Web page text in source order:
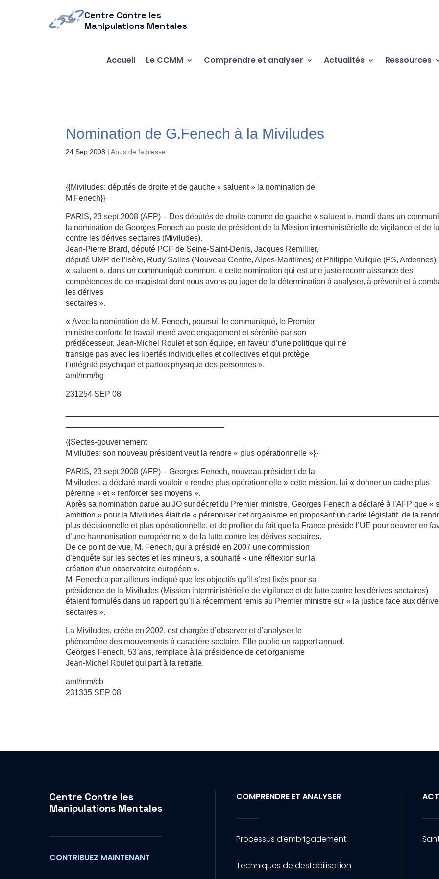
Centre Contre les
Manipulations Mentales
Accueil Le CCMM Comprendre et analyser Actualités Ressources
Nomination de G.Fenech à la Miviludes
24 Sep 2008 |Abus de faiblesse
{{Miviludes: députés de droite et de gauche « saluent » la nomination de
M.Fenech}}
PARIS, 23 sept 2008 (AFP) – Des députés de droite comme de gauche « saluent », mardi dans un
la nomination de Georges Fenech au poste de président de la Mission interministérielle de vigilance et de
contre les dérives sectaires (Miviludes).
Jean-Pierre Brard, député PCF de Seine-Saint-Denis, Jacques Remillier,
député UMP de l’Isère, Rudy Salles (Nouveau Centre, Alpes-Maritimes) et Philippe Vuilque (PS, Ardennes)
« saluent », dans un communiqué commun, « cette nomination qui est une juste reconnaissance des
compétences de ce magistrat dont nous avons pu juger de la détermination à analyser, à prévenir et à
les dérives
sectaires ».
« Avec la nomination de M. Fenech, poursuit le communiqué, le Premier
ministre conforte le travail mené avec engagement et sérénité par son
prédécesseur, Jean-Michel Roulet et son équipe, en faveur d’une politique qui ne
transige pas avec les libertés individuelles et collectives et qui protège
l’intégrité psychique et parfois physique des personnes ».
aml/mm/bg
231254 SEP 08
{{Sectes-gouvernement
Miviludes: son nouveau président veut la rendre « plus opérationnelle »}}
PARIS, 23 sept 2008 (AFP) – Georges Fenech, nouveau président de la
Miviludes, a déclaré mardi vouloir « rendre plus opérationnelle » cette mission, lui « donner un cadre plus
pérenne » et « renforcer ses moyens ».
Après sa nomination parue au JO sur décret du Premier ministre, Georges Fenech a déclaré à l’AFP que «
ambition » pour la Miviludes était de « pérenniser cet organisme en proposant un cadre législatif, de la
plus décisionnelle et plus opérationnelle, et de profiter du fait que la France préside l’UE pour oeuvrer en
d’une harmonisation européenne » de la lutte contre les dérives sectaires.
De ce point de vue, M. Fenech, qui a présidé en 2007 une commission
d’enquête sur les sectes et les mineurs, a souhaité « une réflexion sur la
création d’un observatoire européen ».
M. Fenech a par ailleurs indiqué que les objectifs qu’il s’est fixés pour sa
présidence de la Miviludes (Mission interministérielle de vigilance et de lutte contre les dérives sectaires)
étaient formulés dans un rapport qu’il a récemment remis au Premier ministre sur « la justice face aux
sectaires ».
La Miviludes, créée en 2002, est chargée d’observer et d’analyser le
phénomène des mouvements à caractère sectaire. Elle publie un rapport annuel.
Georges Fenech, 53 ans, remplace à la présidence de cet organisme
Jean-Michel Roulet qui part à la retraite.
aml/mm/cb
231335 SEP 08
Centre Contre les
Manipulations Mentales
CONTRIBUEZ MAINTENANT
COMPRENDRE ET ANALYSER
Processus d’embrigadement
Techniques de destabilisation